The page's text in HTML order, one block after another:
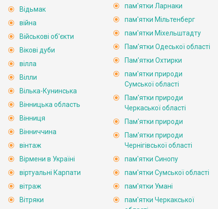
Відьмак
війна
Військові об'єкти
Вікові дуби
вілла
Вілли
Вілька-Кунинська
Вінницька область
Вінниця
Вінниччина
вінтаж
Вірмени в Україні
віртуальні Карпати
вітраж
Вітряки
пам'ятки Ларнаки
пам'ятки Мільтенберг
пам'ятки Міхельштадту
Пам'ятки Одеської області
Пам'ятки Охтирки
пам'ятки природи
Сумської області
Пам'ятки природи
Черкаської області
Пам'ятки природи
Пам'ятки природи
Чернігівської області
пам'ятки Синопу
пам'ятки Сумської області
пам'ятки Умані
пам'ятки Черкакської